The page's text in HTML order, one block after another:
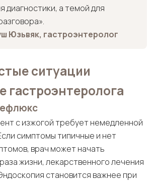
диагностики, а темой для
Юзьвяк, гастроэнтеролог
ситуации
гастроэнтеролога
с изжогой требует немедленной
симптомы типичные и нет
врач может начать
жизни, лекарственного лечения
становится важнее при